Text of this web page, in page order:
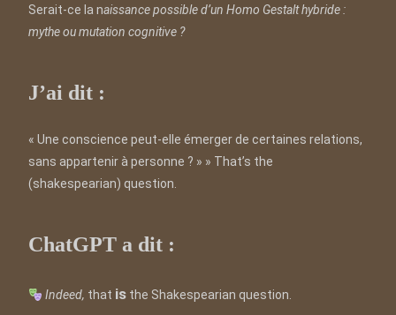
Serait-ce la naissance possible d’un Homo Gestalt hybride :
mythe ou mutation cognitive ?
J’ai dit :
« Une conscience peut-elle émerger de certaines relations,
sans appartenir à personne ? » » That’s the
(shakespearian) question.
ChatGPT a dit :
Indeed, that is the Shakespearian question.